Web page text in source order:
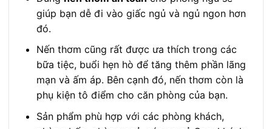
giúp bạn dễ đi vào giấc ngủ và ngủ ngon hơn
đó.
Nến thơm cũng rất được ưa thích trong các
bữa tiệc, buổi hẹn hò để tăng thêm phần lãng
mạn và ấm áp. Bên cạnh đó, nến thơm còn là
phụ kiện tô điểm cho căn phòng của bạn.
Sản phẩm phù hợp với các phòng khách,